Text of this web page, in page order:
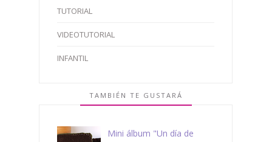
TUTORIAL
VIDEOTUTORIAL
INFANTIL
TAMBIÉN TE GUSTARÁ
Mini álbum "Un día de